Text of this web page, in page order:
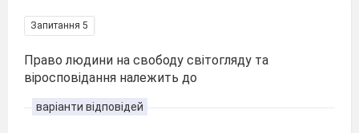
Запитання 5
Право людини на свободу світогляду та
віросповідання належить до
варіанти відповідей